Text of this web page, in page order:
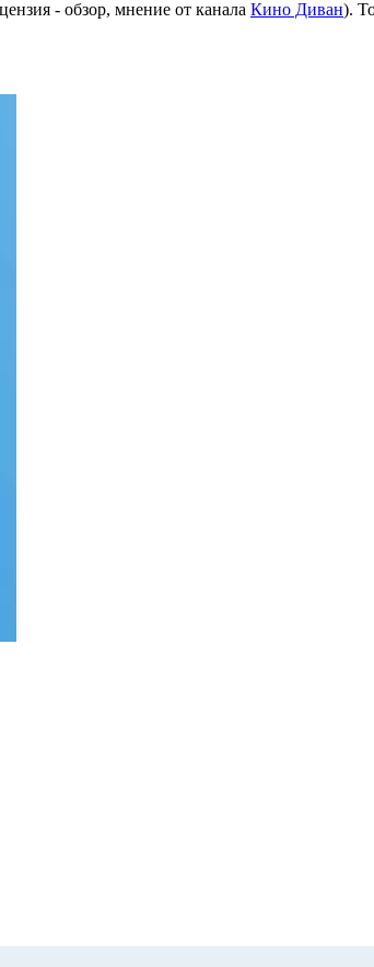
- обзор, мнение от канала Кино Диван).